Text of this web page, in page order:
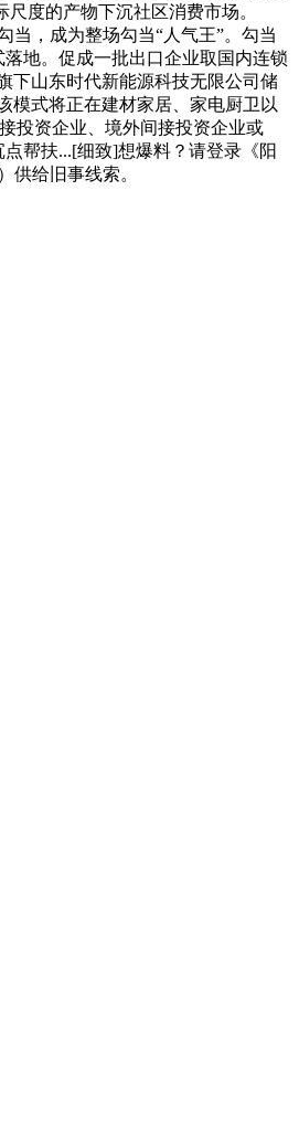
度的产物下沉社区消费市场。
当，成为整场勾当“人气王”。勾当
地。促成一批出口企业取国内连锁
下山东时代新能源科技无限公司储
模式将正在建材家居、家电厨卫以
投资企业、境外间接投资企业或
帮扶...[细致]想爆料？请登录《阳
供给旧事线索。